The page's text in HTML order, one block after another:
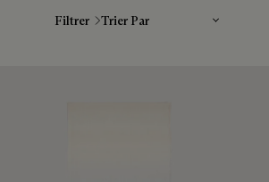
Filtrer